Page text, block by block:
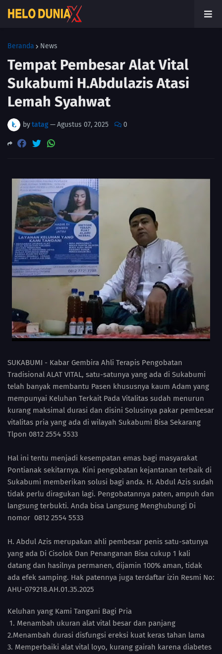
Beranda News
Tempat Pembesar Alat Vital
Sukabumi H.Abdulazis Atasi
Lemah Syahwat
bytatag—Agustus 07, 2025 0
SUKABUMI - Kabar Gembira Ahli Terapis Pengobatan
Tradisional ALAT VITAL, satu-satunya yang ada di Sukabumi
telah banyak membantu Pasen khususnya kaum Adam yang
mempunyai Keluhan Terkait Pada Vitalitas sudah menurun
kurang maksimal durasi dan disini Solusinya pakar pembesar
vitalitas pria yang ada di wilayah Sukabumi Bisa Sekarang
Tlpon 0812 2554 5533
Hal ini tentu menjadi kesempatan emas bagi masyarakat
Pontianak sekitarnya. Kini pengobatan kejantanan terbaik di
Sukabumi memberikan solusi bagi anda. H. Abdul Azis sudah
tidak perlu diragukan lagi. Pengobatannya paten, ampuh dan
langsung terbukti. Anda bisa Langsung Menghubungi Di
nomor 0812 2554 5533
H. Abdul Azis merupakan ahli pembesar penis satu-satunya
yang ada Di Cisolok Dan Penanganan Bisa cukup 1 kali
datang dan hasilnya permanen, dijamin 100% aman, tidak
ada efek samping. Hak patennya juga terdaftar izin Resmi No:
AHU-079218.AH.01.35.2025
Keluhan yang Kami Tangani Bagi Pria
1. Menambah ukuran alat vital besar dan panjang
2.Menambah durasi disfungsi ereksi kuat keras tahan lama
3. Memperbaiki alat vital loyo, kurang gairah karena diabetes